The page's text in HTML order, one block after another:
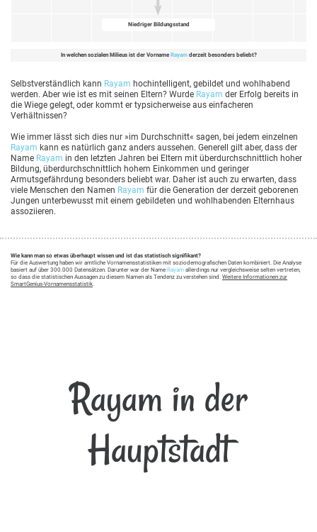
Niedriger Bildungsstand
In welchen sozialen Milieus ist der Vorname Rayamderzeit besonders beliebt?
Selbstverständlich kann Rayam hochintelligent, gebildet und wohlhabend
werden. Aber wie ist es mit seinen Eltern? Wurde Rayam der Erfolg bereits in
die Wiege gelegt, oder kommt er typsicherweise aus einfacheren
Verhältnissen?
Wie immer lässt sich dies nur »im Durchschnitt« sagen, bei jedem einzelnen
Rayam kann es natürlich ganz anders aussehen. Generell gilt aber, dass der
Name Rayam in den letzten Jahren bei Eltern mit überdurchschnittlich hoher
Bildung, überdurchschnittlich hohem Einkommen und geringer
Armutsgefährdung besonders beliebt war. Daher ist auch zu erwarten, dass
viele Menschen den Namen Rayam für die Generation der derzeit geborenen
Jungen unterbewusst mit einem gebildeten und wohlhabenden Elternhaus
assoziieren.
Wie kann man so etwas überhaupt wissen und ist das statistisch signifikant?
Für die Auswertung haben wir amtliche Vornamensstatistiken mit soziodemografischen Daten kombiniert. Die Analyse
basiert auf über 300.000 Datensätzen. Darunter war der Name Rayam allerdings nur vergleichsweise selten vertreten,
so dass die statistischen Aussagen zu diesem Namen als Tendenz zu verstehen sind. Weitere Informationen zur
SmartGenius-Vornamensstatistik.
Rayam in der
Hauptstadt